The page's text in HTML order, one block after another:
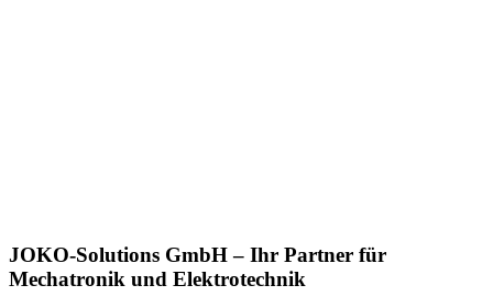
JOKO-Solutions GmbH – Ihr Partner für
Mechatronik und Elektrotechnik